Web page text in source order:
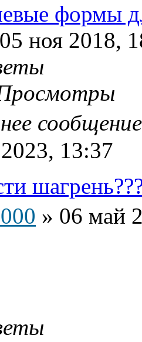
формы
05 ноя 2018,
13:37
» 06 май